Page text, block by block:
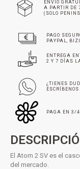
ENVÍO
A PARTIR DE
(SOLO
PAGO
PAYPAL,
ENTREGA
2 Y 7 DÍAS
¿TIENES
PAGA EN 3/4
El Atom 2 SV es el
del mercado.